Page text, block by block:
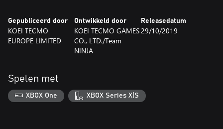
Gepubliceerd door
KOEI TECMO
EUROPE LIMITED
Ontwikkeld door
KOEI TECMO GAMES
CO., LTD./Team
NINJA
Releasedatum
29/10/2019
Spelen met
XBOX One XBOX Series X|S